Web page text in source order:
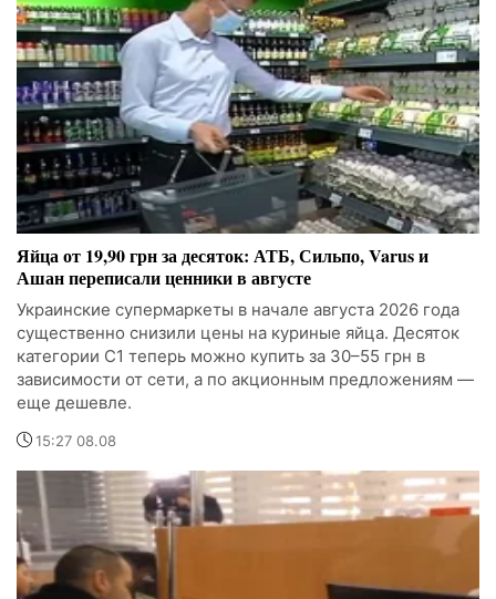
Яйца от 19,90 грн за десяток: АТБ, Сильпо, Varus и
Ашан переписали ценники в августе
Украинские супермаркеты в начале августа 2026 года
существенно снизили цены на куриные яйца. Десяток
категории С1 теперь можно купить за 30–55 грн в
зависимости от сети, а по акционным предложениям —
еще дешевле.
15:27 08.08